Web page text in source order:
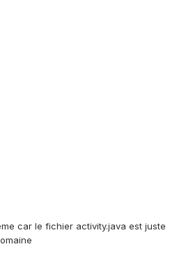
car le fichier activity.java est juste